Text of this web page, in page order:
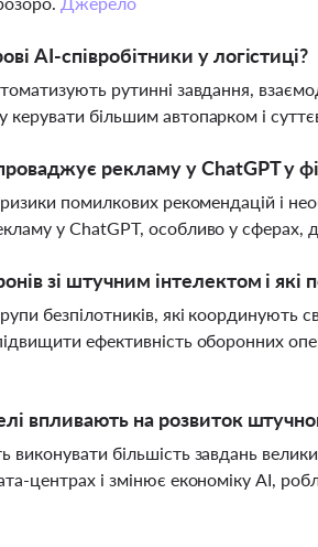
AI-співробітники у логістиці?
рутинні завдання,
більшим автопарком і
рекламу у ChatGPT у
помилкових рекомендацій і
у ChatGPT, особливо у сферах,
зі штучним інтелектом і які
безпілотників, які координують
ефективність оборонних
впливають на розвиток
виконувати більшість завдань
центрах і змінює економіку AI,